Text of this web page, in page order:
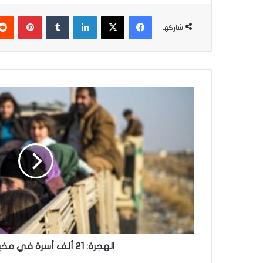
شاركها
فيسبوك
‫X لينكدإن
مخيمات
النزوح
الهجرة: 21 ألف أسرة في مخيمات النزوح